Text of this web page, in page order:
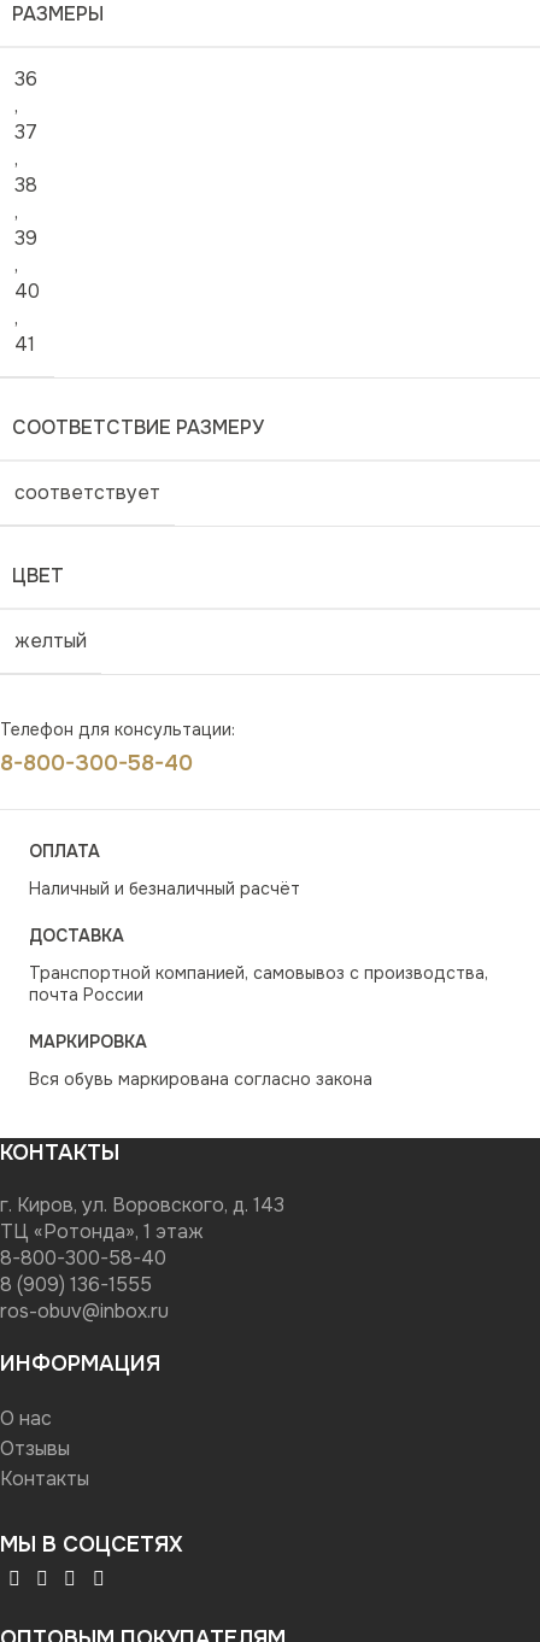
РАЗМЕРЫ
36
,
37
,
38
,
39
,
40
,
41
СООТВЕТСТВИЕ РАЗМЕРУ
соответствует
ЦВЕТ
желтый
Телефон для консультации:
8-800-300-58-40
ОПЛАТА
Наличный и безналичный расчёт
ДОСТАВКА
Транспортной компанией, самовывоз с производства,
почта России
МАРКИРОВКА
Вся обувь маркирована согласно закона
КОНТАКТЫ
г. Киров, ул. Воровского, д. 143
ТЦ «Ротонда», 1 этаж
8-800-300-58-40
8 (909) 136-1555
ros-obuv@inbox.ru
ИНФОРМАЦИЯ
О нас
Отзывы
Контакты
МЫ В СОЦСЕТЯХ